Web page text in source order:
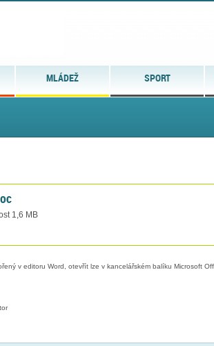
MLÁDEŽ SPORT
1,6 MB
v editoru Word, otevřít lze v kancelářském balíku Microsoft